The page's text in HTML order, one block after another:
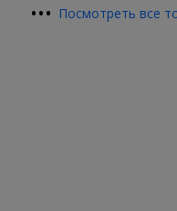
••• Посмотреть все